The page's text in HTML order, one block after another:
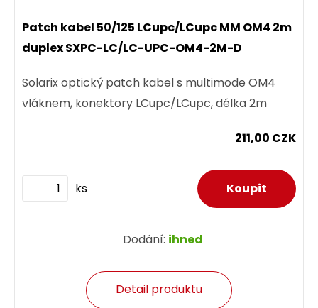
Patch kabel 50/125 LCupc/LCupc MM OM4 2m
duplex SXPC-LC/LC-UPC-OM4-2M-D
Solarix optický patch kabel s multimode OM4
vláknem, konektory LCupc/LCupc, délka 2m
211,00 CZK
ks
Dodání: ihned
Detail produktu